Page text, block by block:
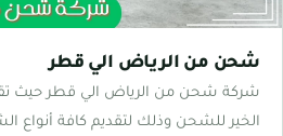
شحن من الرياض الي قطر
شركة شحن من الرياض الي قطر حيث
الخير للشحن وذلك لتقديم كافة أنواع